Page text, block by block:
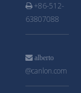
+86-512-
63807088
 alberto
@canlon.com